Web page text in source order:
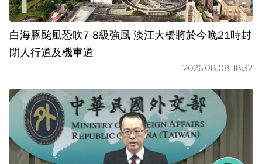
白海豚颱風恐吹7-8級強風 淡江大橋將於今晚21時封
閉人行道及機車道
2026.08.08 18:32